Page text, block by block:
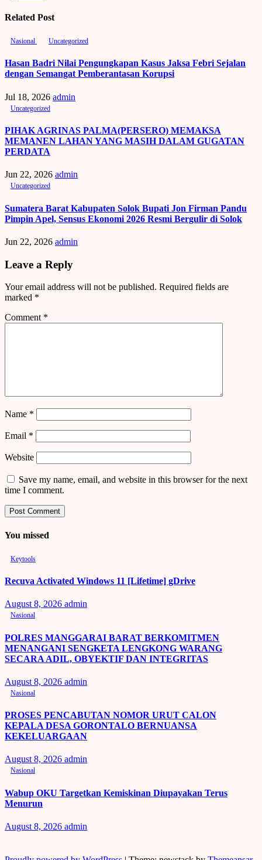
Related Post
Nasional Uncategorized
Hasan Badri Nilai Pengungkapan Kasus Jaksa Febri Sejalan
dengan Semangat Pemberantasan Korupsi
Jul 18, 2026 admin
Uncategorized
PIHAK AGRINAS PALMA(PERSERO) MEMAKSA
MEMANEN LAHAN YANG MASIH DALAM GUGATAN
PERDATA
Jun 22, 2026 admin
Uncategorized
Sumatera Barat Kabupaten Solok Bupati Jon Firman Pandu
Pimpin Apel, Sensus Ekonomi 2026 Resmi Bergulir di Solok
Jun 22, 2026 admin
Leave a Reply
Your email address will not be published. Required fields are
marked *
Comment *
Name *
Email *
Website
Save my name, email, and website in this browser for the next
time I comment.
You missed
Keytools
Recuva Activated Windows 11 [Lifetime] gDrive
August 8, 2026 admin
Nasional
POLRES MANGGARAI BARAT BERKOMITMEN
MENANGANI SENGKETA LENGKONG WARANG
SECARA ADIL, OBYEKTIF DAN INTEGRITAS
August 8, 2026 admin
Nasional
PROSES PENCABUTAN NOMOR URUT CALON
KEPALA DESA GORONTALO BERNUANSA
KEKELUARGAAN
August 8, 2026 admin
Nasional
Wabup OKU Targetkan Kemiskinan Diupayakan Terus
Menurun
August 8, 2026 admin